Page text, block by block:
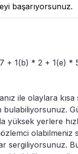
başarıyorsunuz.
7 + 1(b) * 2 + 1(e) *
ile olaylara
yerlere
olabilmeniz
sergiliyorsunuz.